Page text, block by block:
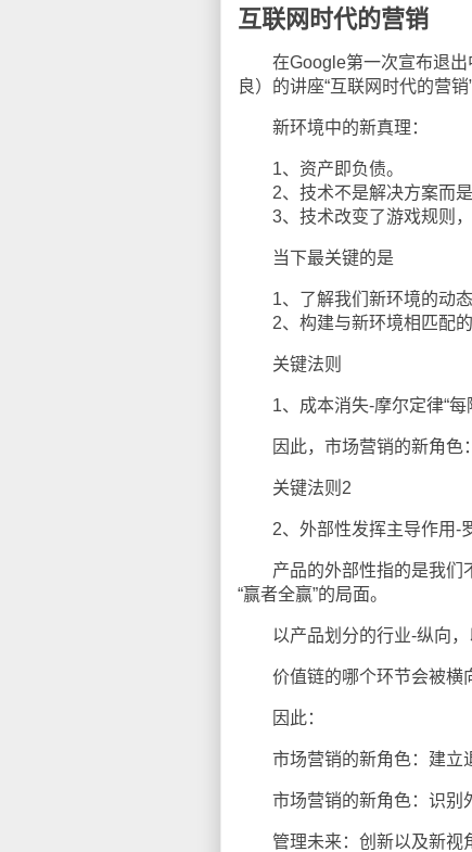
互联网时代的营销
在Google第一次宣布退出
良）的讲座“互联网时代的营
新环境中的新真理：
1、资产即负债。
2、技术不是解决方案而是
3、技术改变了游戏规则，
当下最关键的是
1、了解我们新环境的动态
2、构建与新环境相匹配的
关键法则
1、成本消失-摩尔定律“每
因此，市场营销的新角色：
关键法则2
2、外部性发挥主导作用-罗
产品的外部性指的是我们不
“赢者全赢”的局面。
以产品划分的行业-纵向，
价值链的哪个环节会被横
因此：
市场营销的新角色：建立退
市场营销的新角色：识别外
管理未来：创新以及新视